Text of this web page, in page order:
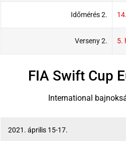
Időmérés 2.
Verseny 2. 5.
FIA Swift Cup
International
2021. április 15-17.